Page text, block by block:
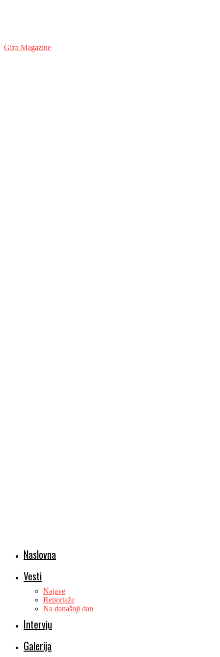
Giza Magazine
Naslovna
Vesti
Najave
Reportaže
Na današnji dan
Intervju
Galerija